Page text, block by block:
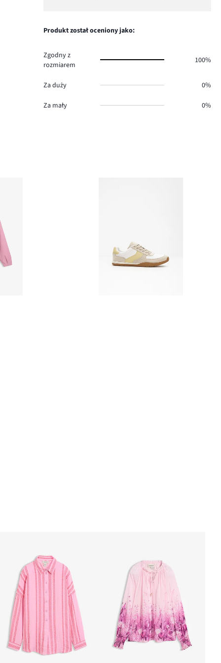
0.
głosów
Produkt został oceniony jako:
Zgodny z
rozmiarem
100%
Za duży 0%
Za mały 0%